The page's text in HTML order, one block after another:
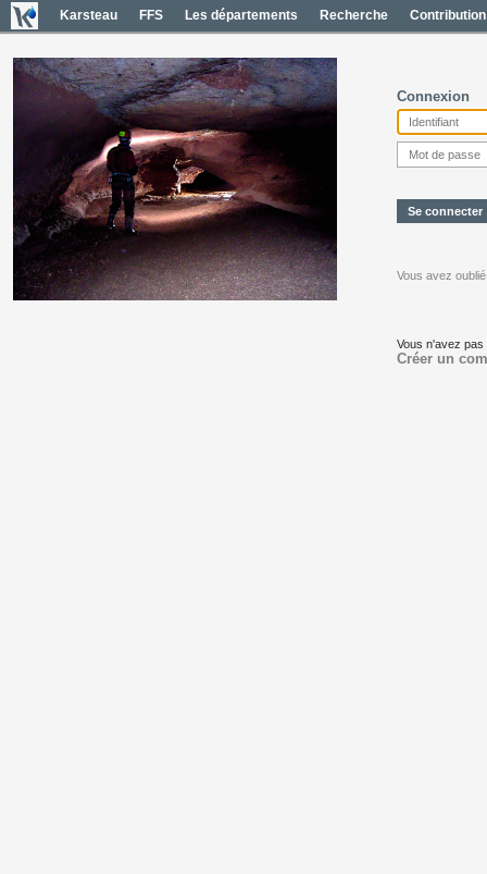
Karsteau FFS Les départements Recherche Contribution
Connexion
Vous avez
Vous n'avez
Créer un